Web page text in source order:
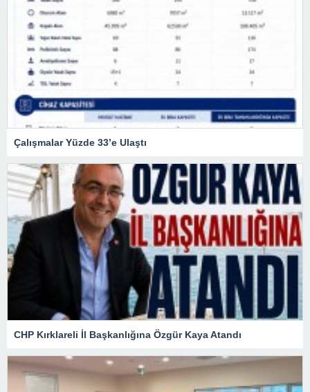
Çalışmalar Yüzde 33’e Ulaştı
CHP Kırklareli İl Başkanlığına Özgür Kaya Atandı